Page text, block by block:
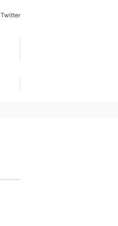
Twitter